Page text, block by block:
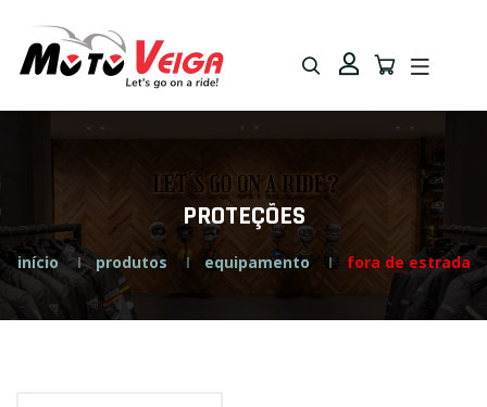
para
navegação
para
conteúdo
PROTEÇÕES
início produtos equipamento fora de estrada